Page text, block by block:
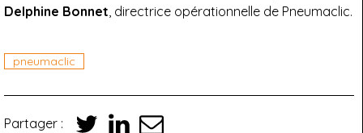
Delphine Bonnet , directrice opérationnelle de Pneumaclic.
pneumaclic
Partager :